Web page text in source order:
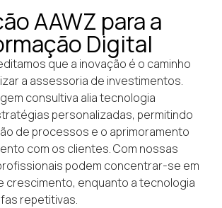
AAWZ para a
Digital
que a inovação é o caminho
a assessoria de investimentos.
consultiva alia tecnologia
personalizadas, permitindo
de processos e o aprimoramento
com os clientes. Com nossas
podem concentrar-se em
crescimento, enquanto a tecnologia
repetitivas.